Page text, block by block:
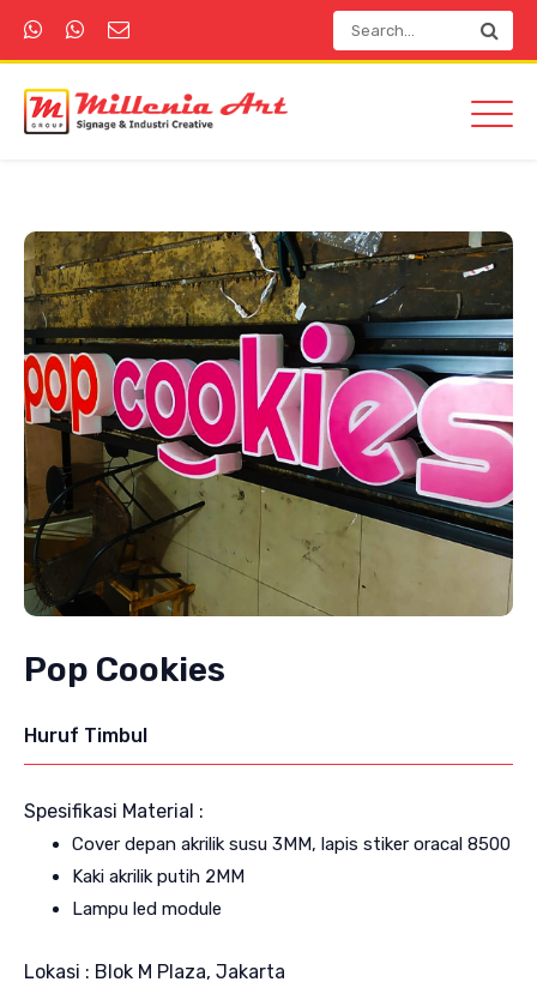
Pop Cookies
Huruf Timbul
Spesifikasi Material :
Cover depan akrilik susu 3MM, lapis stiker oracal 8500
Kaki akrilik putih 2MM
Lampu led module
Lokasi : Blok M Plaza, Jakarta